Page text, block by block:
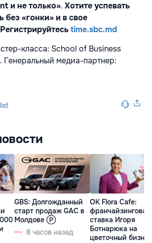
и не только». Хотите успевать
без «гонки» и в свое
time.sbc.md
класса: School of Business
Генеральный медиа-партнер:
GBS: Долгожданный
старт продаж GAC в
Молдове Ⓟ
8 часов назад
OK Flora Cafe:
франчайзинговая
ставка Игоря
Ботнарюка на
цветочный